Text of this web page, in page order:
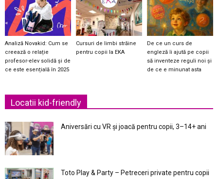
Analiză Novakid: Cum se
creează o relație
profesor-elev solidă și de
ce este esențială în 2025
Cursuri de limbi străine
pentru copii la EKA
De ce un curs de
engleză îi ajută pe copii
să inventeze reguli noi și
de ce e minunat asta
Locatii kid-friendly
Aniversări cu VR și joacă pentru copii, 3–14+ ani
Toto Play & Party – Petreceri private pentru copii